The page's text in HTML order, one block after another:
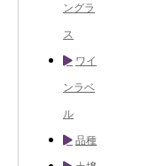
ングラ
ス
ワイ
ンラベ
ル
品種